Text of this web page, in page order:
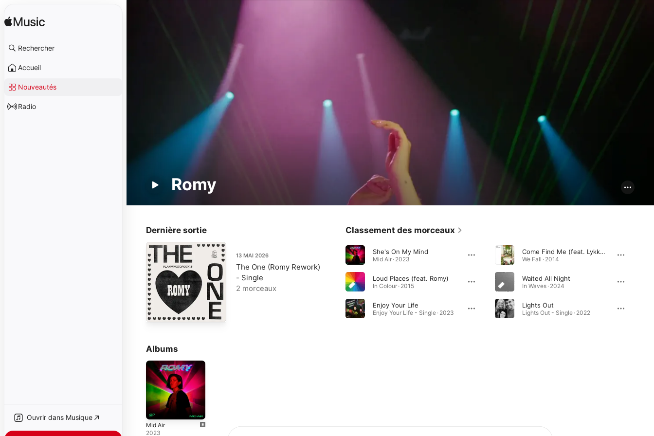
Rechercher
Accueil
Nouveautés
Radio
Ouvrir dans Musique
Romy
Dernière sortie
13 MAI 2026
The One (Romy Rework)
- Single
2 morceaux
Classement des morceaux
She's On My Mind
Mid Air · 2023
Loud Places (feat. Romy)
In Colour · 2015
Enjoy Your Life
Enjoy Your Life - Single · 2023
Come Find Me (feat. Lykke Li & Romy)
We Fall · 2014
Waited All Night
In Waves · 2024
Lights Out
Lights Out - Single · 2022
Albums
Mid Air
2023